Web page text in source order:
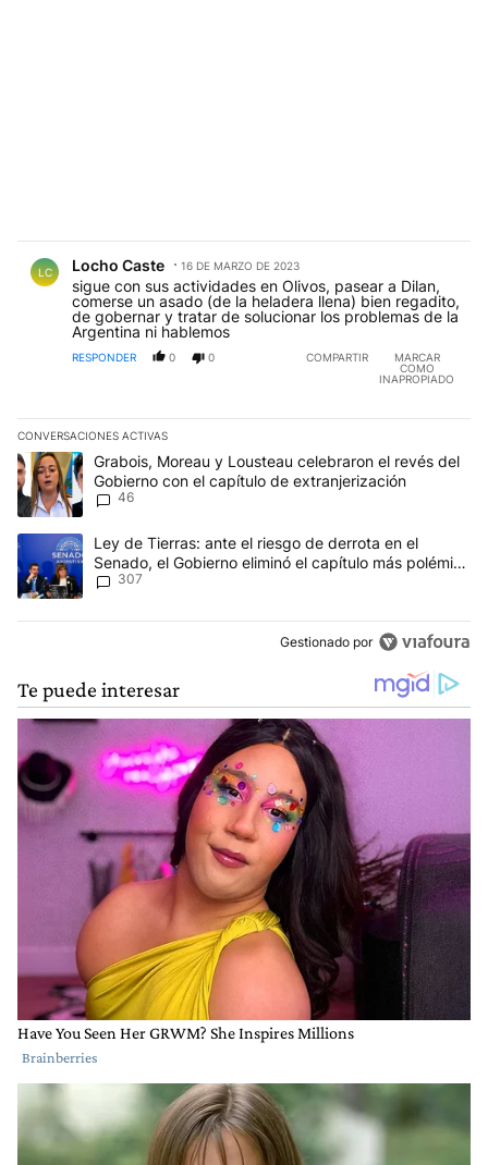
LC Locho Caste 16 DE MARZO DE 2023
sigue con sus actividades en Olivos, pasear a Dilan,
comerse un asado (de la heladera llena) bien regadito,
de gobernar y tratar de solucionar los problemas de la
Argentina ni hablemos
RESPONDER 0 0 COMPARTIR
MARCAR
COMO
INAPROPIADO
CONVERSACIONES ACTIVAS
Este listado muestra los artículos con más comentarios en los
Un artículo de tendencia con el título "Grabois, Moreau y
Grabois, Moreau y Lousteau celebraron el revés del
Gobierno con el capítulo de extranjerización
46
Un artículo de tendencia con el título "Ley de Tierras: ante el
Ley de Tierras: ante el riesgo de derrota en el
Senado, el Gobierno eliminó el capítulo más polémico
del proyecto
307
Gestionado por